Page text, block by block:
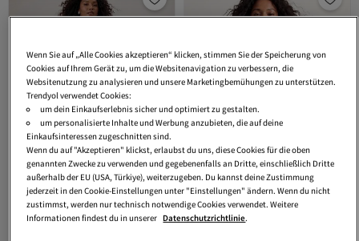
Wenn Sie auf „Alle Cookies akzeptieren“ klicken, stimmen Sie der Speicherung von
Cookies auf Ihrem Gerät zu, um die Websitenavigation zu verbessern, die
Websitenutzung zu analysieren und unsere Marketingbemühungen zu unterstützen.
Trendyol verwendet Cookies:
um dein Einkaufserlebnis sicher und optimiert zu gestalten.
um personalisierte Inhalte und Werbung anzubieten, die auf deine
Einkaufsinteressen zugeschnitten sind.
Wenn du auf "Akzeptieren" klickst, erlaubst du uns, diese Cookies für die oben
genannten Zwecke zu verwenden und gegebenenfalls an Dritte, einschließlich Dritte
außerhalb der EU (USA, Türkiye), weiterzugeben. Du kannst deine Zustimmung
jederzeit in den Cookie-Einstellungen unter "Einstellungen" ändern. Wenn du nicht
zustimmst, werden nur technisch notwendige Cookies verwendet. Weitere
Informationen findest du in unserer Datenschutzrichtlinie.